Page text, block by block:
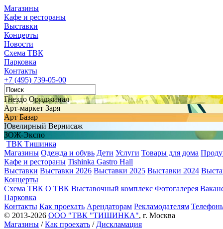
Магазины
Кафе и рестораны
Выставки
Концерты
Новости
Схема ТВК
Парковка
Контакты
+7 (495) 739-05-00
Гнездо Ориджинал
Арт-маркет Заря
Арт Базар
Ювелирный Вернисаж
ЗОЖ-Экспо
ТВК Тишинка
Магазины Одежда и обувь Дети Услуги Товары для дома
Кафе и рестораны Tishinka Gastro Hall
Выставки Выставки 2026 Выставки 2025 Выставки 2024
Концерты
Схема ТВК О ТВК Выставочный комплекс Фотогалерея
Парковка
Контакты Как проехать Арендаторам Рекламодателям
© 2013-2026 ООО "ТВК "ТИШИНКА", г. Москва
Магазины /Как проехать / Дискламация